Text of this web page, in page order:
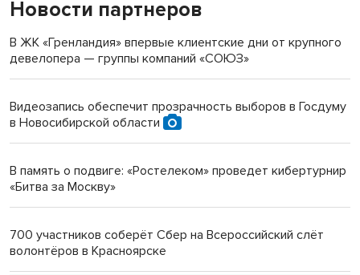
«Мы живём на пастбище!»: в новосибирском селе лошади
терроризируют жителей
Инвалид получил условный срок за избиение врачей
Новосибирский преподаватель с женой вошли в топ-16
Обновлённое отделение ВТБ открылось в Искитиме
Новости партнеров
В ЖК «Гренландия» впервые клиентские дни от крупного
девелопера — группы компаний «СОЮЗ»
Видеозапись обеспечит прозрачность выборов в Госдуму
в Новосибирской области
В память о подвиге: «Ростелеком» проведет кибертурнир
«Битва за Москву»
700 участников соберёт Сбер на Всероссийский слёт
волонтёров в Красноярске